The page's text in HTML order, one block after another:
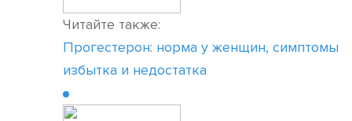
Читайте также:
Прогестерон: норма у женщин, симптомы
избытка и недостатка